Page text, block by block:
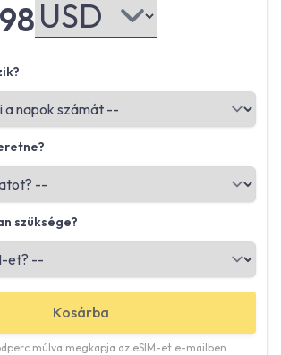
szüksége?
Kosárba
múlva megkapja az eSIM-et e-mailben.